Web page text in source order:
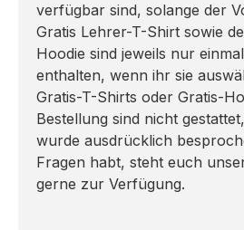
verfügbar sind, solange der
Gratis Lehrer-T-Shirt sowie
Hoodie sind jeweils nur
enthalten, wenn ihr sie
Gratis-T-Shirts oder Gratis-
Bestellung sind nicht
wurde ausdrücklich
Fragen habt, steht euch
gerne zur Verfügung.